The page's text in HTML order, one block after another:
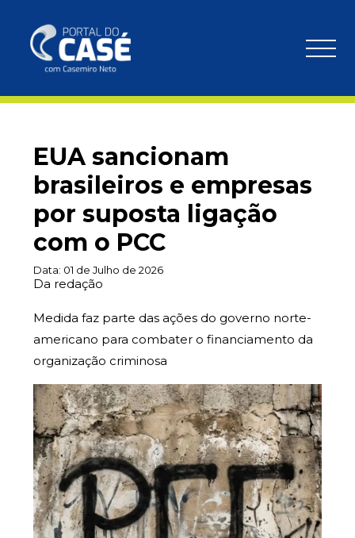
EUA sancionam
brasileiros e empresas
por suposta ligação
com o PCC
Data: 01 de Julho de 2026
Da redação
Medida faz parte das ações do governo norte-
americano para combater o financiamento da
organização criminosa